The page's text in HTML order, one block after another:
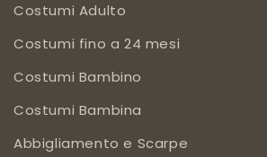
Costumi Adulto
Costumi fino a 24 mesi
Costumi Bambino
Costumi Bambina
Abbigliamento e Scarpe